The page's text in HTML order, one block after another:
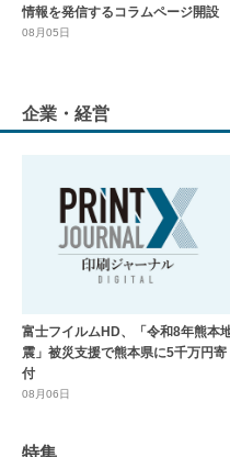
情報を発信するコラムページ開設
08月05日
企業・経営
富士フイルムHD、「令和8年熊本
震」被災支援で熊本県に5千万円寄
付
08月06日
特集